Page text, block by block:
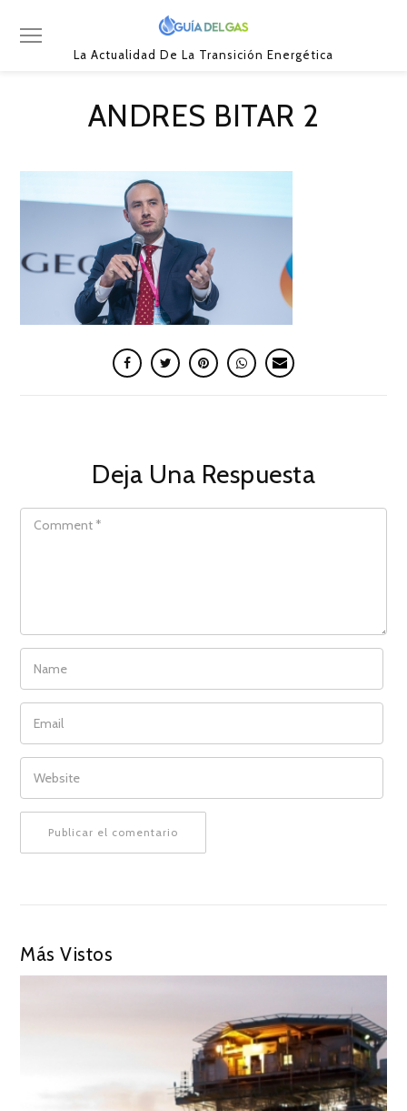
La Actualidad De La Transición Energética
ANDRES BITAR 2
Deja Una Respuesta
COMMENT
NAME
EMAIL
WEBSITE
Más Vistos